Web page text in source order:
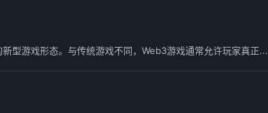
型游戏形态。与传统游戏不同，Web3游戏通常允许玩家真正...